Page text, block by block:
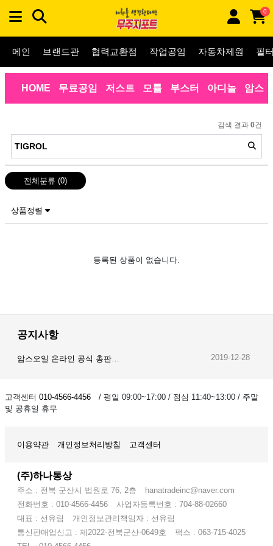
0
메인 브랜드관 협력교환점 작업공임 자동차제원 필
HOME 무료공임 저스트 모튤 부스터 아디놀 암스
검색 결과 0건
전체분류(0)
상품정렬
등록된 상품이 없습니다.
공지사항
암스오일 온라인 공식 총판… 2019-12-28
고객센터 010-4566-4456 / 평일 09:00~17:00 / 점심 11:40~13:00 / 주말
및 공휴일 휴무
이용약관 개인정보처리방침 고객센터
(주)하나통상
주소 : 전북 군산시 법원로 76, 2층
hanatradeinc@naver.com
전화번호 : 010-4566-4456
사업자등록번호 : 704-88-02660
대표 : 선유림
개인정보관리책임자 : 선유림
통신판매업신고 : 제2022-전북군산-0649호
팩스 : 063-715-4025